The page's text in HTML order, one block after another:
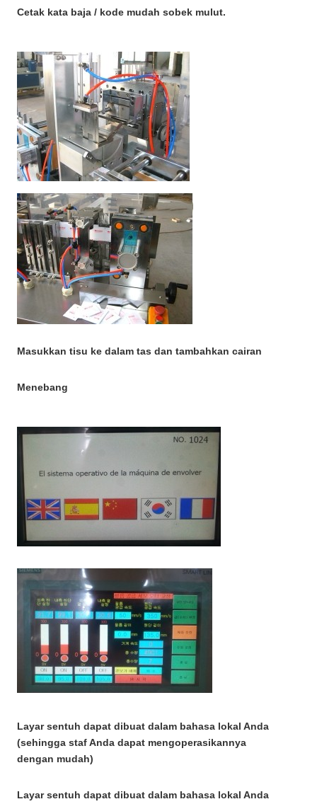
Cetak kata baja / kode mudah sobek mulut.
Masukkan tisu ke dalam tas dan tambahkan cairan
Menebang
Layar sentuh dapat dibuat dalam bahasa lokal Anda
(sehingga staf Anda dapat mengoperasikannya
dengan mudah)
Layar sentuh dapat dibuat dalam bahasa lokal Anda